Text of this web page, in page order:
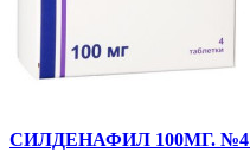
СИЛДЕНАФИЛ 100МГ.